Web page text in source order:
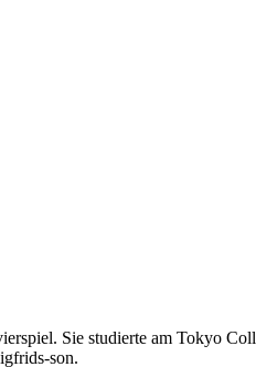
Sie studierte am Tokyo
son.